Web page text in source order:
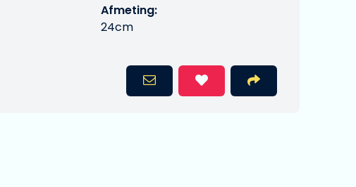
Afmeting:
24cm